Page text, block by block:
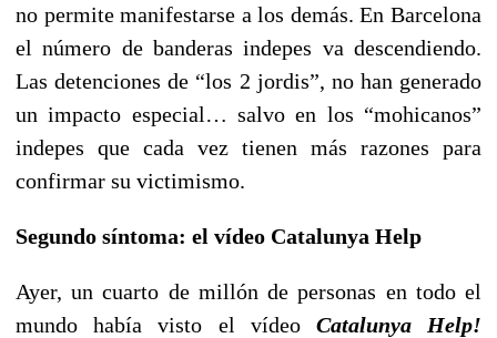
no permite manifestarse a los demás. En Barcelona
el número de banderas indepes va descendiendo.
Las detenciones de “los 2 jordis”, no han generado
un impacto especial… salvo en los “mohicanos”
indepes que cada vez tienen más razones para
confirmar su victimismo.
Segundo síntoma: el vídeo Catalunya Help
Ayer, un cuarto de millón de personas en todo el
mundo había visto el vídeo Catalunya Help!